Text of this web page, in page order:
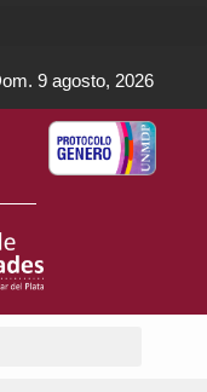
9 agosto, 2026